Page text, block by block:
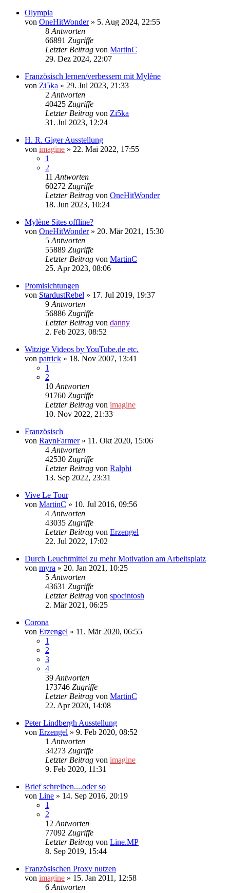
Olympia
von OneHitWonder» 5. Aug 2024, 22:55
8 Antworten
66891 Zugriffe
Letzter Beitrag von MartinC
29. Dez 2024, 22:07
Französisch lernen/verbessern mit Mylène
von Zi5ka » 29. Jul 2023, 21:33
2 Antworten
40425 Zugriffe
Letzter Beitrag von Zi5ka
31. Jul 2023, 12:24
H. R. Giger Ausstellung
von imagine » 22. Mai 2022, 17:55
1
2
11 Antworten
60272 Zugriffe
Letzter Beitrag von OneHitWonder
18. Jun 2023, 10:24
Mylène Sites offline?
von OneHitWonder» 20. Mär 2021, 15:30
5 Antworten
55889 Zugriffe
Letzter Beitrag von MartinC
25. Apr 2023, 08:06
Promisichtungen
von StardustRebel » 17. Jul 2019, 19:37
9 Antworten
56886 Zugriffe
Letzter Beitrag von danny
2. Feb 2023, 08:52
Witzige Videos by YouTube.de etc.
von patrick » 18. Nov 2007, 13:41
1
2
10 Antworten
91760 Zugriffe
Letzter Beitrag von imagine
10. Nov 2022, 21:33
Französisch
von RaynFarmer» 11. Okt 2020, 15:06
4 Antworten
42530 Zugriffe
Letzter Beitrag von Ralphi
13. Sep 2022, 23:31
Vive Le Tour
von MartinC » 10. Jul 2016, 09:56
4 Antworten
43035 Zugriffe
Letzter Beitrag von Erzengel
22. Jul 2022, 17:02
Durch Leuchtmittel zu mehr Motivation am Arbeitsplatz
von myra » 20. Jan 2021, 10:25
5 Antworten
43631 Zugriffe
Letzter Beitrag von spocintosh
2. Mär 2021, 06:25
Corona
von Erzengel » 11. Mär 2020, 06:55
1
2
3
4
39 Antworten
173746 Zugriffe
Letzter Beitrag von MartinC
22. Apr 2020, 14:08
Peter Lindbergh Ausstellung
von Erzengel » 9. Feb 2020, 08:52
1 Antworten
34273 Zugriffe
Letzter Beitrag von imagine
9. Feb 2020, 11:31
Brief schreiben....oder so
von Line » 14. Sep 2016, 20:19
1
2
12 Antworten
77092 Zugriffe
Letzter Beitrag von Line.MP
8. Sep 2019, 15:44
Französischen Proxy nutzen
von imagine » 15. Jan 2011, 12:58
6 Antworten